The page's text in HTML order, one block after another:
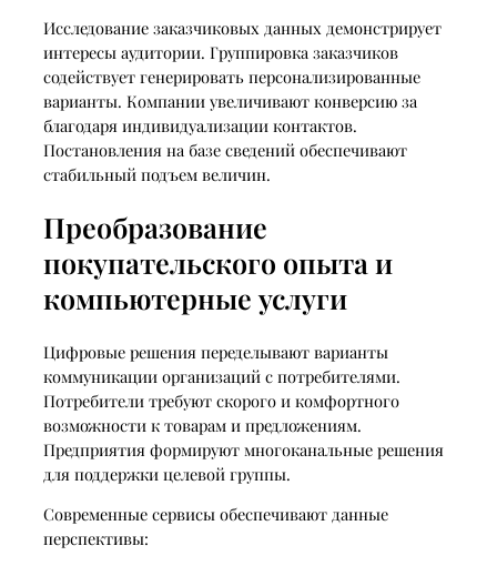
Исследование заказчиковых данных демонстрирует
интересы аудитории. Группировка заказчиков
содействует генерировать персонализированные
варианты. Компании увеличивают конверсию за
благодаря индивидуализации контактов.
Постановления на базе сведений обеспечивают
стабильный подъем величин.
Преобразование
покупательского опыта и
компьютерные услуги
Цифровые решения переделывают варианты
коммуникации организаций с потребителями.
Потребители требуют скорого и комфортного
возможности к товарам и предложениям.
Предприятия формируют многоканальные решения
для поддержки целевой группы.
Современные сервисы обеспечивают данные
перспективы: